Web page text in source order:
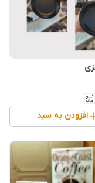
افزودن به سبد